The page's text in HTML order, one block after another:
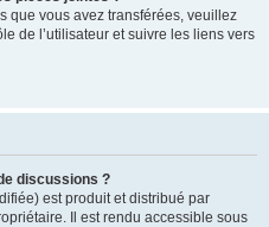
que vous avez transférées, veuillez
de l’utilisateur et suivre les liens vers
discussions ?
est produit et distribué par
Il est rendu accessible sous